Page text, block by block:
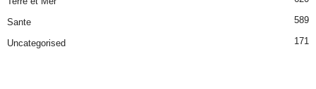
Sante 589
Uncategorised 171